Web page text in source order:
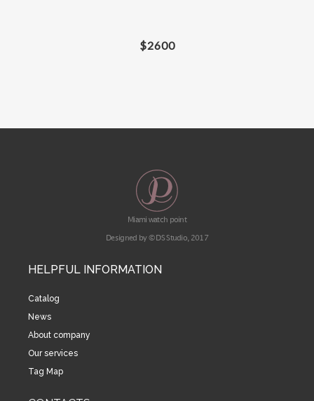
$2600
Miami watch point
Designed by © DS Studio, 2017
HELPFUL INFORMATION
Catalog
News
About company
Our services
Tag Map